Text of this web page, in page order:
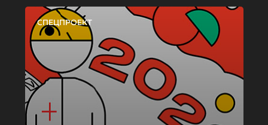
СПЕЦПРОЕКТ